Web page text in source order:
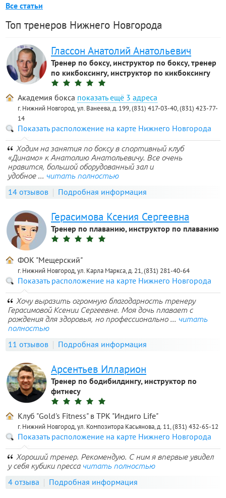
Все статьи
Топ тренеров Нижнего Новгорода
Глассон Анатолий Анатольевич
Тренер по боксу, инструктор по боксу, тренер
по кикбоксингу, инструктор по кикбоксингу
Академия бокса 3 адреса
г. Нижний Новгород, ул. Ванеева, д. 199, (831) 417-03-40, (831) 423-77-
14
Показать расположение на карте Нижнего Новгорода
Ходим на занятия по боксу в спортивный клуб
«Динамо» к Анатолию Анатольевичу. Все очень
нравится, большой оборудованный зал и
удобное ... читать полностью
14 отзывов Подробная информация
Герасимова Ксения Сергеевна
Тренер по плаванию, инструктор по плаванию
ФОК "Мещерский"
г. Нижний Новгород, ул. Карла Маркса, д. 21, (831) 281-40-64
Показать расположение на карте Нижнего Новгорода
Хочу выразить огромную благодарность тренеру
Герасимовой Ксении Сергеевне. Моя дочь плавает с
рождения для здоровья, но профессионально ... читать
полностью
11 отзывов Подробная информация
Арсентьев Илларион
Тренер по бодибилдингу, инструктор по
фитнесу
Клуб "Gold's Fitness" в ТРК "Индиго Life"
г. Нижний Новгород, ул. Композитора Касьянова, д. 11, (831) 432-65-12
Показать расположение на карте Нижнего Новгорода
Хороший тренер. Рекомендую. С ним я впервые увидел
у себя кубики пресса читать полностью
4 отзыва Подробная информация